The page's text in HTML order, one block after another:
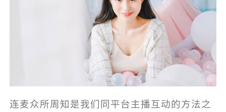
连麦众所周知是我们同平台主播互动的方法之